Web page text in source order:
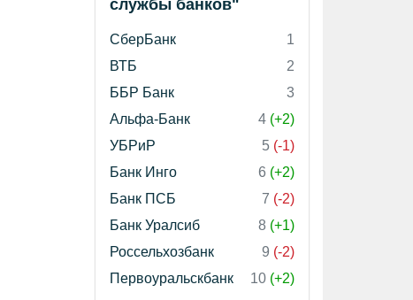
службы банков"
СберБанк
1
ВТБ
2
ББР Банк
3
Альфа-Банк
4 (+2)
УБРиР
5 (-1)
Банк Инго
6 (+2)
Банк ПСБ
7 (-2)
Банк Уралсиб
8 (+1)
Россельхозбанк
9 (-2)
Первоуральскбанк
10 (+2)